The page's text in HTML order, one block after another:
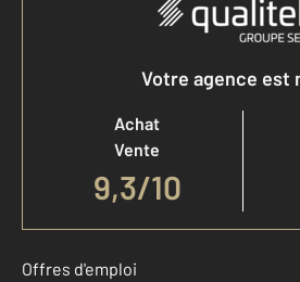
Votre agence est
Achat
Vente
9,3/10
Offres d'emploi